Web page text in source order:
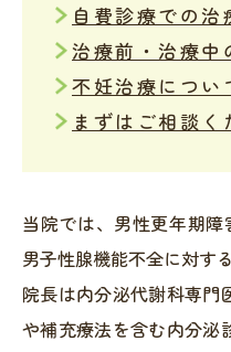
自費診療での治
治療前・治療中
不妊治療につい
まずはご相談く
当院では、男性更年期
男子性腺機能不全に対す
院長は内分泌代謝科専門
や補充療法を含む内分泌